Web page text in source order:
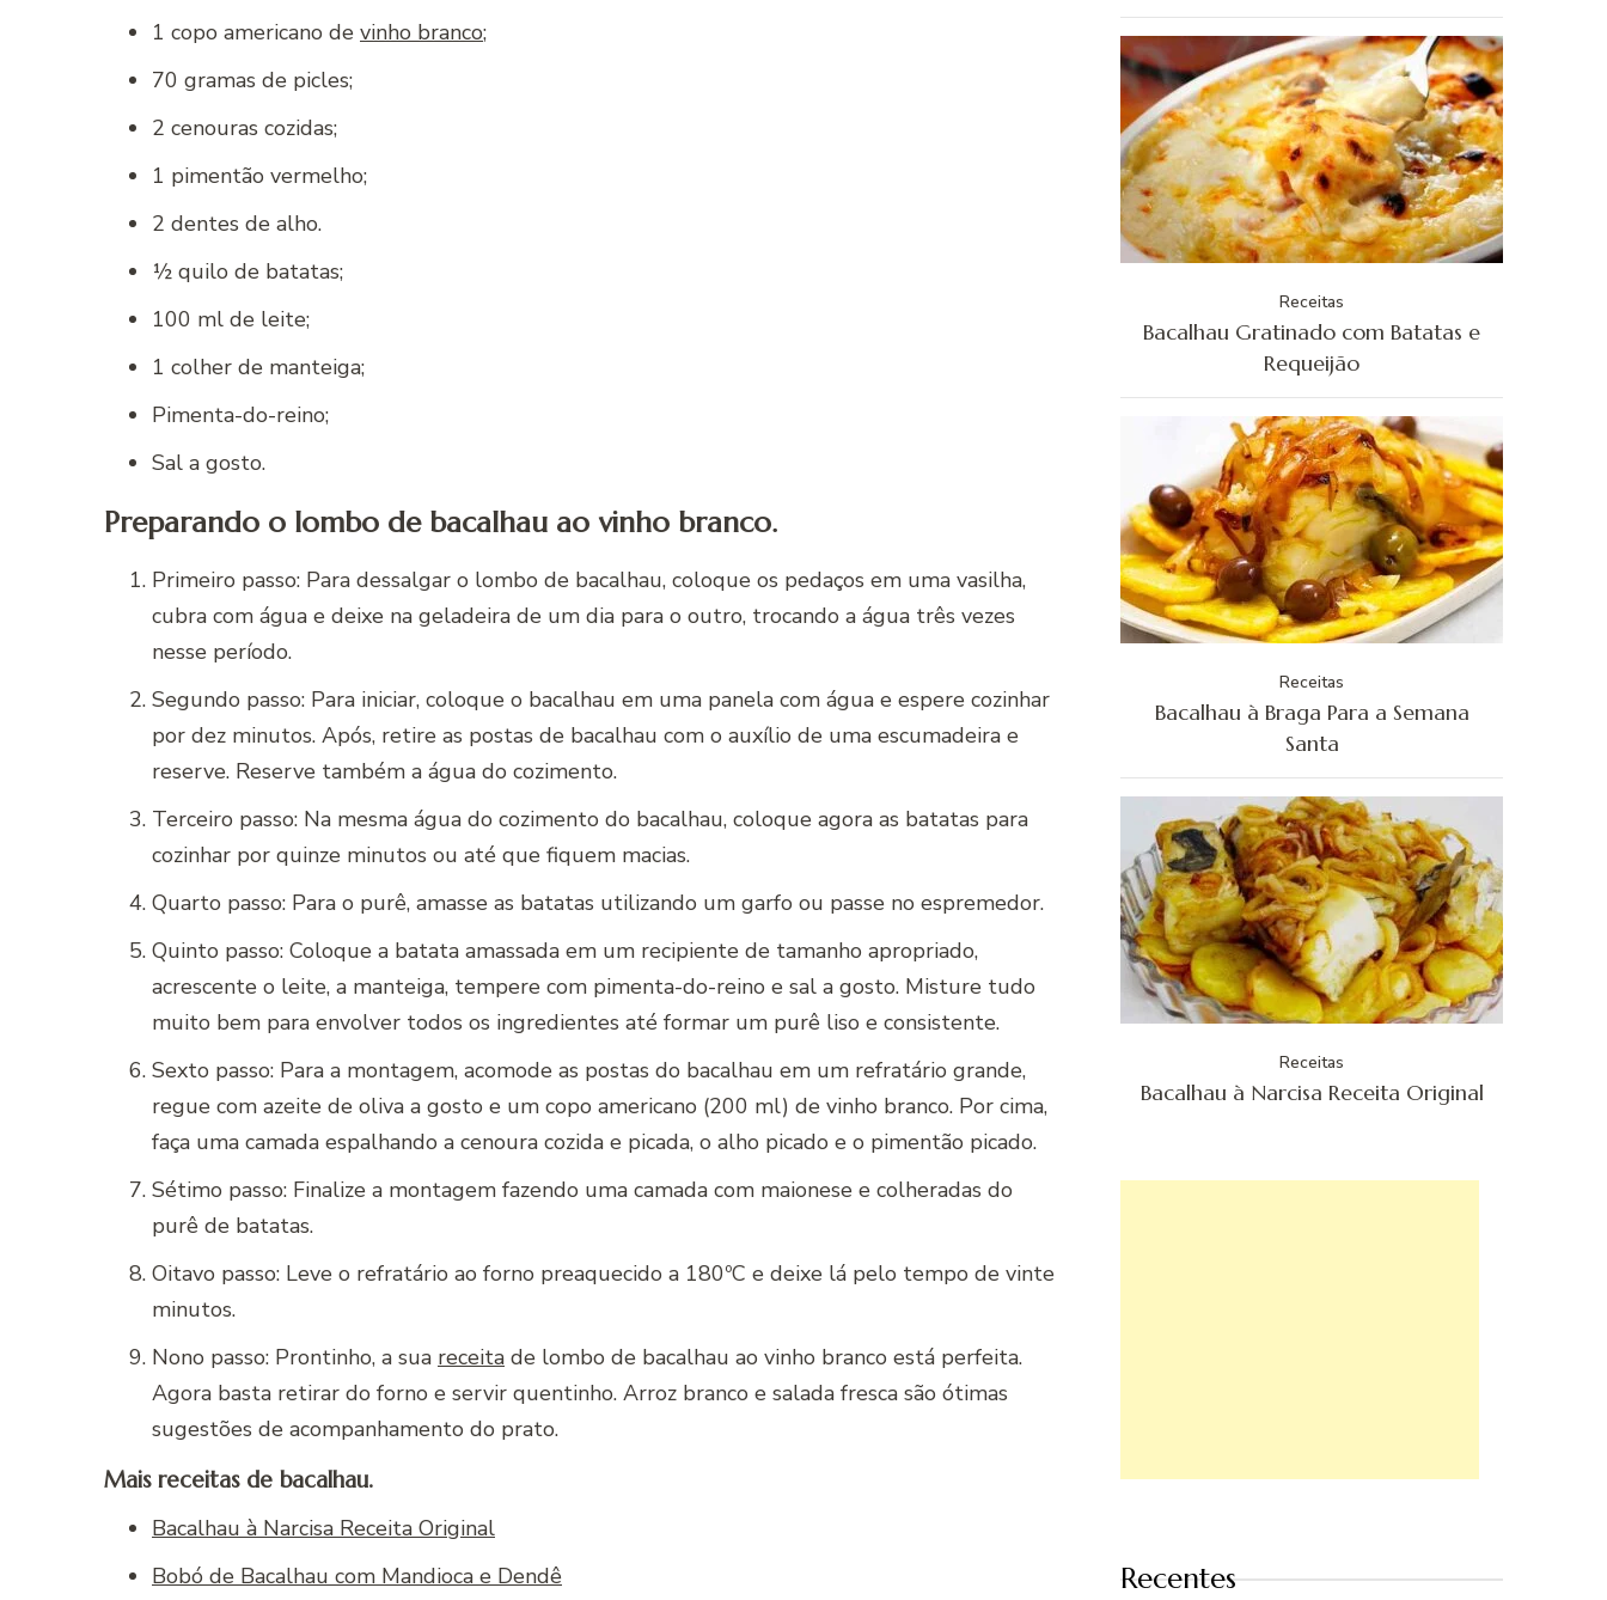
1 copo americano de vinho branco;
70 gramas de picles;
2 cenouras cozidas;
1 pimentão vermelho;
2 dentes de alho.
½ quilo de batatas;
100 ml de leite;
1 colher de manteiga;
Pimenta-do-reino;
Sal a gosto.
Preparando o lombo de bacalhau ao vinho branco.
Primeiro passo: Para dessalgar o lombo de bacalhau, coloque os pedaços em uma vasilha,
cubra com água e deixe na geladeira de um dia para o outro, trocando a água três vezes
nesse período.
Segundo passo: Para iniciar, coloque o bacalhau em uma panela com água e espere cozinhar
por dez minutos. Após, retire as postas de bacalhau com o auxílio de uma escumadeira e
reserve. Reserve também a água do cozimento.
Terceiro passo: Na mesma água do cozimento do bacalhau, coloque agora as batatas para
cozinhar por quinze minutos ou até que fiquem macias.
Quarto passo: Para o purê, amasse as batatas utilizando um garfo ou passe no espremedor.
Quinto passo: Coloque a batata amassada em um recipiente de tamanho apropriado,
acrescente o leite, a manteiga, tempere com pimenta-do-reino e sal a gosto. Misture tudo
muito bem para envolver todos os ingredientes até formar um purê liso e consistente.
Sexto passo: Para a montagem, acomode as postas do bacalhau em um refratário grande,
regue com azeite de oliva a gosto e um copo americano (200 ml) de vinho branco. Por cima,
faça uma camada espalhando a cenoura cozida e picada, o alho picado e o pimentão picado.
Sétimo passo: Finalize a montagem fazendo uma camada com maionese e colheradas do
purê de batatas.
Oitavo passo: Leve o refratário ao forno preaquecido a 180ºC e deixe lá pelo tempo de vinte
minutos.
Nono passo: Prontinho, a sua receita de lombo de bacalhau ao vinho branco está perfeita.
Agora basta retirar do forno e servir quentinho. Arroz branco e salada fresca são ótimas
sugestões de acompanhamento do prato.
Mais receitas de bacalhau.
Bacalhau à Narcisa Receita Original
Bobó de Bacalhau com Mandioca e Dendê
Receitas
Bacalhau Gratinado com Batatas e
Requeijão
Receitas
Bacalhau à Braga Para a Semana
Santa
Receitas
Bacalhau à Narcisa Receita Original
Recentes